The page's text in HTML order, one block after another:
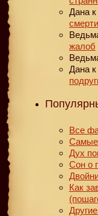
Дана
смерти
жалоб
Дана
Все
Самые
Дух
Сон о
Как